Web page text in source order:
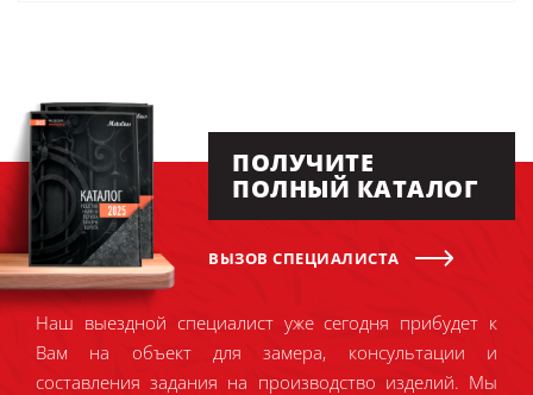
ПОЛУЧИТЕ
ПОЛНЫЙ КАТАЛОГ
ВЫЗОВ СПЕЦИАЛИСТА
Наш выездной специалист уже сегодня прибудет к
Вам на объект для замера, консультации и
составления задания на производство изделий. Мы